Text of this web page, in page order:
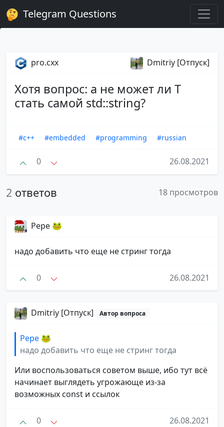
Telegram Questions
pro.cxx Dmitriy [Отпуск]
Хотя вопрос: а не может ли T
стать самой std::string?
#c++ #embedded #programming #russian
0 26.08.2021
2 ответов 18 просмотров
Pepe 🐸
надо добавить что еще не стринг тогда
0 26.08.2021
Dmitriy [Отпуск] Автор вопроса
Pepe 🐸
надо добавить что еще не стринг тогда
Или воспользоваться советом выше, ибо тут всё
начинает выглядеть угрожающе из-за
возможных const и ссылок
0 26.08.2021